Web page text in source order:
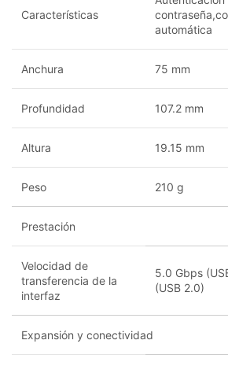
Características
automática
Anchura 75 mm
Profundidad 107.2 mm
Altura 19.15 mm
Peso 210 g
Prestación
Velocidad de
transferencia de la
interfaz
5.0 Gbps
(USB 2.0)
Expansión y conectividad